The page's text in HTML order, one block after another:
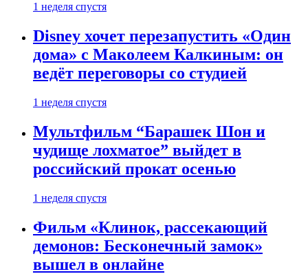
1 неделя спустя
Disney хочет перезапустить «Один
дома» с Маколеем Калкиным: он
ведёт переговоры со студией
1 неделя спустя
Мультфильм “Барашек Шон и
чудище лохматое” выйдет в
российский прокат осенью
1 неделя спустя
Фильм «Клинок, рассекающий
демонов: Бесконечный замок»
вышел в онлайне